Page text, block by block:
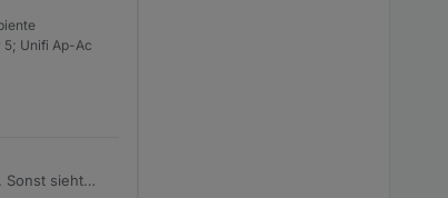
5; Unifi Ap-Ac
Sonst sieht